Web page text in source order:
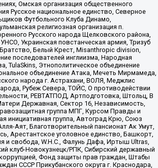
Омская организация общественного
Русское национальное единство, Северное
Футбольного Клуба Динамо,
религиозная организация п.
Русского народа Щелковского района,
Украинская повстанческая армия, Тризуб
Белый Крест, Misanthropic division,
последователей инглиизма, Народная
TulaSkins, Этнополитическое объединение
объединение Атака, Мечеть Мирмамеда,
народа г. Астрахани, ВОЛЯ, Меджлис
Рубеж Севера, ТОЙС, О противодействии
РЕВТАТПОД, Артподготовка, Штольц, В
Державная, Сектор 16, Независимость,
группа МПГ, Курсом Правды и
инициативная группа, Автоград Крю, Союз
Аят, Благотворительный пансионат Ак Умут,
Арестантское уголовное единство, Башкорт,
и свобода, W.H.С., Фалунь Дафа, Иртыш Ultras,
клуб-Новокузнецк/РПК, Сибирский державный
Фонд защиты прав граждан, Штабы
СССР Прикубанского округа г. Краснодара,